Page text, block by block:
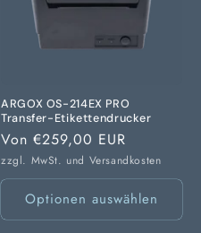
ARGOX OS-214EX PRO
Transfer-Etikettendrucker
Normaler
Preis
Von €259,00 EUR
zzgl. MwSt. und Versandkosten
Optionen auswählen